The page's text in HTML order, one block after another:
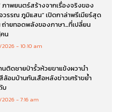
ภาพยนตร์สร้างจากเรื่องจริงของ
วรรณ ภูมิแสน” เปิดกาล่าพรีเมียร์สุด
ถ่ายทอดพลังของภาษา…ที่เปลี่ยน
น
2026 10:10 am
นติดชายป่ารั้วห้วยขาแข้งผวานำ
ล้อมบ้านกันเสือหลังข่าวเศร้าขย้ำ
บ
2026 7:16 am